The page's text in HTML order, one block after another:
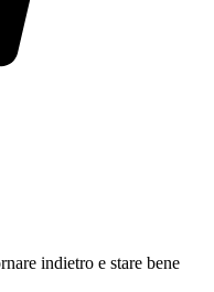
indietro e stare bene